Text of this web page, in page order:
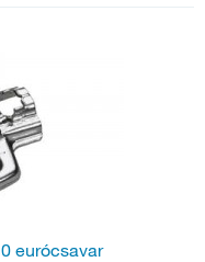
eurócsavar